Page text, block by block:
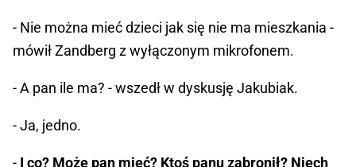
- Nie można mieć dzieci jak się nie ma mieszkania -
mówił Zandberg z wyłączonym mikrofonem.
- A pan ile ma? - wszedł w dyskusję Jakubiak.
- Ja, jedno.
- I co? Może pan mieć? Ktoś panu zabronił? Niech